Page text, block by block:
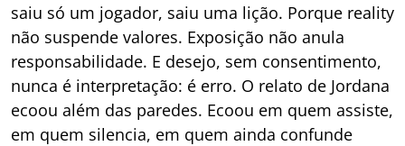
saiu só um jogador, saiu uma lição. Porque reality
não suspende valores. Exposição não anula
responsabilidade. E desejo, sem consentimento,
nunca é interpretação: é erro. O relato de Jordana
ecoou além das paredes. Ecoou em quem assiste,
em quem silencia, em quem ainda confunde